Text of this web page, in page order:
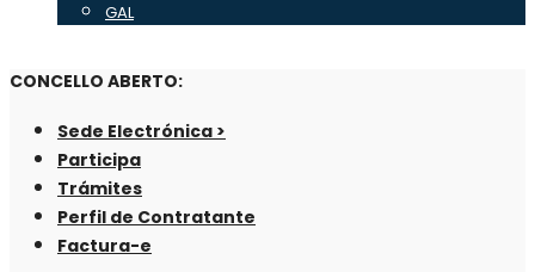
GAL
CONCELLO ABERTO:
Sede Electrónica >
Participa
Trámites
Perfil de Contratante
Factura-e